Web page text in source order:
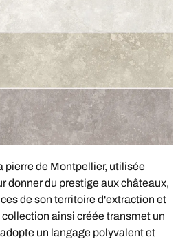
pierre de Montpellier, utilisée
donner du prestige aux châteaux,
de son territoire d'extraction et
ainsi créée transmet un
un langage polyvalent et